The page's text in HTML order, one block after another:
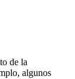
de la
algunos